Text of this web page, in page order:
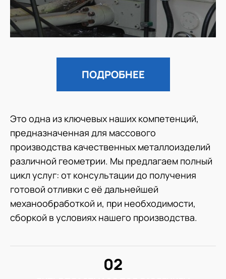
ПОДРОБНЕЕ
Это одна из ключевых наших компетенций,
предназначенная для массового
производства качественных металлоизделий
различной геометрии. Мы предлагаем полный
цикл услуг: от консультации до получения
готовой отливки с её дальнейшей
механообработкой и, при необходимости,
сборкой в условиях нашего производства.
02